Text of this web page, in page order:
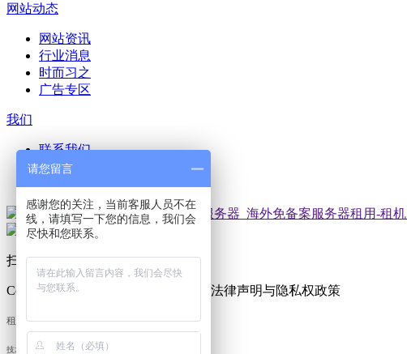
网站动态
网站资讯
行业消息
时而习之
广告专区
我们
联系我们
在线留言
网站动态
扫码加微信
Copyright © 2025 ZuJiFang 版权所有 法律声明与隐私权政策
租机房专注于海外免备案服务器租用托管
技术支持： 米拓建站 7.2
请您留言
感谢您的关注，当前客服人员不在
线，请填写一下您的信息，我们会
尽快和您联系。